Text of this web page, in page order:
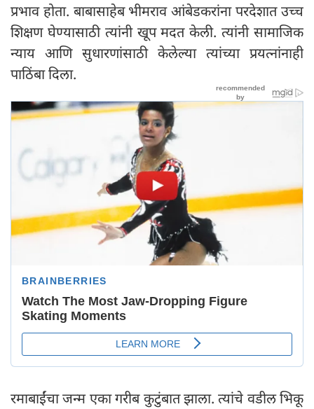
प्रभाव होता. बाबासाहेब भीमराव आंबेडकरांना परदेशात उच्च
शिक्षण घेण्यासाठी त्यांनी खूप मदत केली. त्यांनी सामाजिक
न्याय आणि सुधारणांसाठी केलेल्या त्यांच्या प्रयत्नांनाही
पाठिंबा दिला.
रमाबाईंचा जन्म एका गरीब कुटुंबात झाला. त्यांचे वडील भिकू